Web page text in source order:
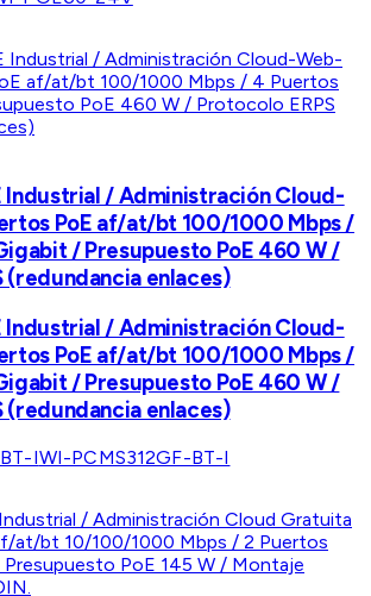
Industrial / Administración Cloud-
PoE af/at/bt 100/1000 Mbps /
/ Presupuesto PoE 460 W /
(redundancia enlaces)
Industrial / Administración Cloud-
PoE af/at/bt 100/1000 Mbps /
/ Presupuesto PoE 460 W /
(redundancia enlaces)
IWI-PCMS312GF-BT-I